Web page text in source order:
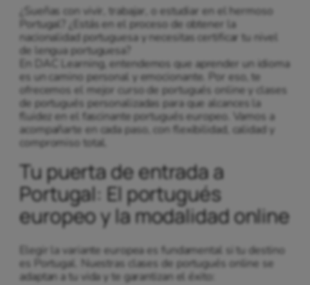
¿Sueñas con vivir, trabajar, o estudiar en el hermoso
Portugal? ¿Estás en el proceso de obtener la
nacionalidad portuguesa y necesitas certificar tu nivel
de lengua portuguesa?
En DAC Learning, entendemos que aprender un idioma
es un camino personal y emocionante. Por eso, te
ofrecemos el mejor curso de portugués online y clases
de portugués personalizadas para que alcances la
fluidez en el fascinante portugués europeo. Vamos a
acompañarte en cada paso, con flexibilidad, calidad y
compromiso total.
Tu puerta de entrada a
Portugal: El portugués
europeo y la modalidad online
Elegir la variante europea es fundamental si tu destino
es Portugal. Nuestras clases de portugués online se
adaptan a tu vida y te garantizan el éxito: